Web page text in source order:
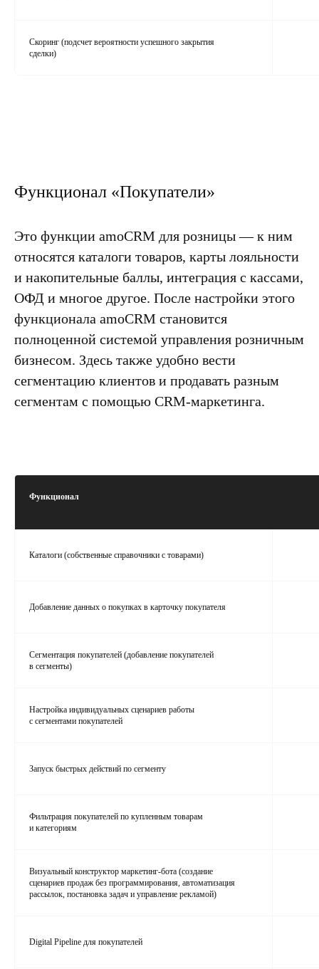
Скоринг (подсчет вероятности успешного закрытия
сделки)
Функционал «Покупатели»
Это функции amoCRM для розницы— к ним
относятся каталоги товаров, карты лояльности
и накопительные баллы, интеграция с кассами,
ОФД и многое другое. После настройки этого
функционала amoCRM становится
полноценной системой управления розничным
бизнесом. Здесь также удобно вести
сегментацию клиентов и продавать разным
сегментам с помощью CRM-маркетинга.
Функционал
Каталоги (собственные справочники с товарами)
Добавление данных о покупках в карточку покупателя
Сегментация покупателей (добавление покупателей
в сегменты)
Настройка индивидуальных сценариев работы
с сегментами покупателей
Запуск быстрых действий по сегменту
Фильтрация покупателей по купленным товарам
и категориям
Визуальный конструктор маркетинг‑бота (создание
сценариев продаж без программирования, автоматизация
рассылок, постановка задач и управление рекламой)
Digital Pipeline для покупателей